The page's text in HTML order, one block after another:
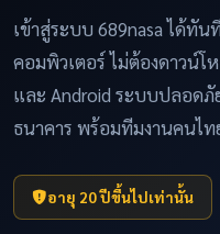
เข้าสู่ระบบ 689nasa ได้ทั
คอมพิวเตอร์ ไม่ต้องดาวน์
และ Android ระบบปลอดภั
ธนาคาร พร้อมทีมงานคนไ
อายุ 20 ปีขึ้นไปเท่านั้น